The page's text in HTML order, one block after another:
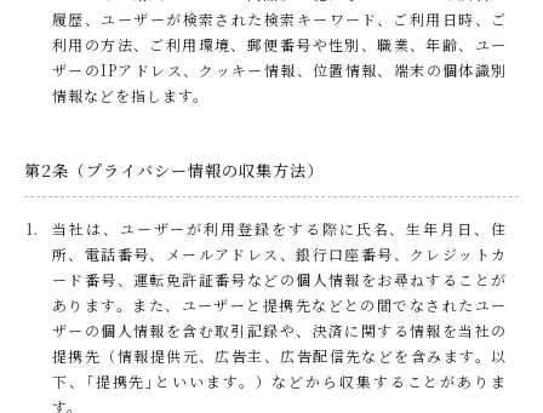
SHOPPING GUIDE
ショッピングガイド
NEWS
CONTENTS
PRIVACY
プライバシーポリシー
履歴、ユーザーが検索された検索キーワード、ご利用日時、ご
利用の方法、ご利用環境、郵便番号や性別、職業、年齢、ユー
ザーのIPアドレス、クッキー情報、位置情報、端末の個体識別
情報などを指します。
第2条（プライバシー情報の収集方法）
当社は、ユーザーが利用登録をする際に氏名、生年月日、住
所、電話番号、メールアドレス、銀行口座番号、クレジットカ
ード番号、運転免許証番号などの個人情報をお尋ねすることが
あります。また、ユーザーと提携先などとの間でなされたユー
ザーの個人情報を含む取引記録や、決済に関する情報を当社の
提携先（情報提供元、広告主、広告配信先などを含みます。以
下、｢提携先｣といいます。）などから収集することがありま
す。